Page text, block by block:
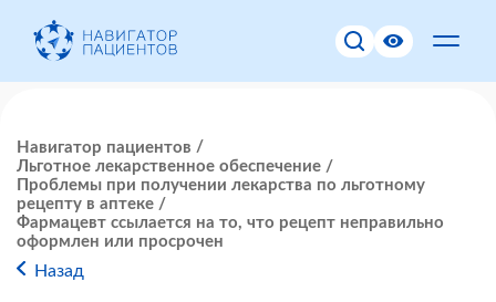
Навигатор пациентов
Льготное лекарственное обеспечение
Проблемы при получении лекарства по льготному
рецепту в аптеке
Фармацевт ссылается на то, что рецепт неправильно
оформлен или просрочен
Назад